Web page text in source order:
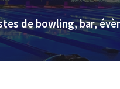
de bowling, bar,